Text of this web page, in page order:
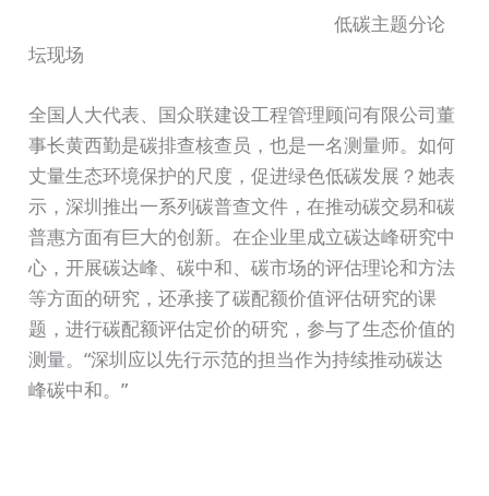
低碳主题分论
坛现场
全国人大代表、国众联建设工程管理顾问有限公司董
事长黄西勤是碳排查核查员，也是一名测量师。如何
丈量生态环境保护的尺度，促进绿色低碳发展？她表
示，深圳推出一系列碳普查文件，在推动碳交易和碳
普惠方面有巨大的创新。在企业里成立碳达峰研究中
心，开展碳达峰、碳中和、碳市场的评估理论和方法
等方面的研究，还承接了碳配额价值评估研究的课
题，进行碳配额评估定价的研究，参与了生态价值的
测量。“深圳应以先行示范的担当作为持续推动碳达
峰碳中和。”